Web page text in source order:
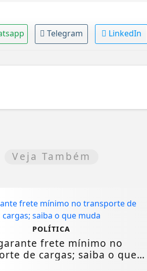
Telegram LinkedIn
Veja Também
POLÍTICA
frete mínimo no
de cargas; saiba o que